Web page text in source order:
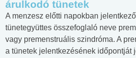
árulkodó tünetek
A menzesz előtti napokban
tünetegyüttes összefoglaló neve
vagy premenstruális szindróma. A
a tünetek jelentkezésének időpontját